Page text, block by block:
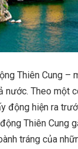
Thiên Cung –
nước. Theo một
động hiện ra
Thiên Cung
tráng của